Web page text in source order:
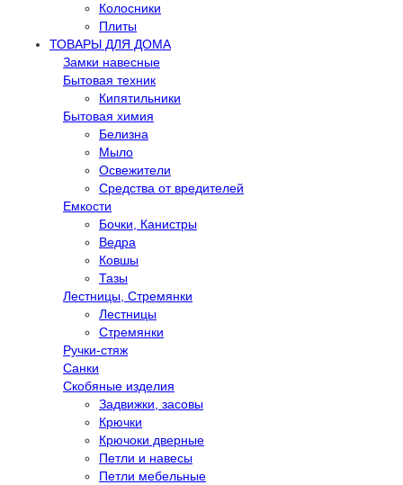
Колосники
Плиты
ТОВАРЫ ДЛЯ ДОМА
Замки навесные
Бытовая техник
Кипятильники
Бытовая химия
Белизна
Мыло
Освежители
Средства от вредителей
Емкости
Бочки, Канистры
Ведра
Ковшы
Тазы
Лестницы, Стремянки
Лестницы
Стремянки
Ручки-стяж
Санки
Скобяные изделия
Задвижки, засовы
Крючки
Крючоки дверные
Петли и навесы
Петли мебельные